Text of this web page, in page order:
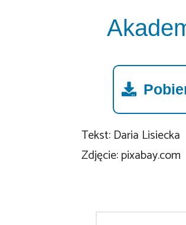
Tekst: Daria Lisiecka
Zdjęcie: pixabay.com